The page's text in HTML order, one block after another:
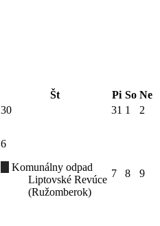
Št Pi So Ne
30 31 1 2
6
Komunálny odpad
Liptovské Revúce
(Ružomberok)
7 8 9